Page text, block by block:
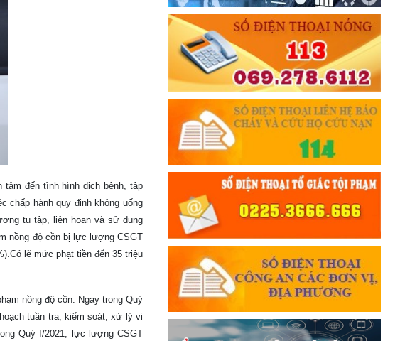
tâm đến tình hình dịch bệnh, tập
chấp hành quy định không uống
tụ tập, liên hoan và sử dụng
nồng độ cồn bị lực lượng CSGT
lẽ mức phạt tiền đến 35 triệu
nồng độ cồn. Ngay trong Quý
tuần tra, kiểm soát, xử lý vi
Quý I/2021, lực lượng CSGT